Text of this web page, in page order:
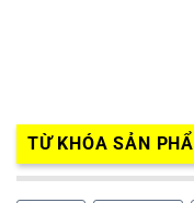
TỪ KHÓA SẢN